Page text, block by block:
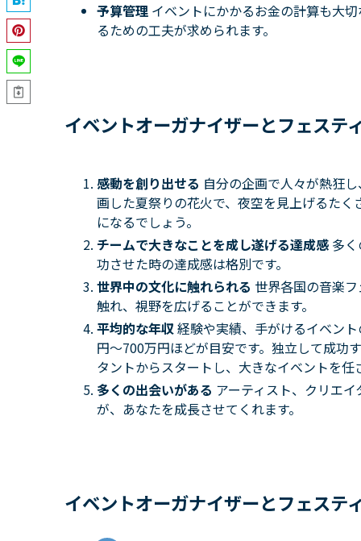
予算管理 イベントにかかるお金の計算も大
るための工夫が求められます。
イベントオーガナイザーとフェステ
感動を創り出せる 自分の企画で人々が熱狂
画した夏祭りの花火で、夜空を見上げるた
になるでしょう。
チームで大きなことを成し遂げる達成感 多
功させた時の達成感は格別です。
世界中の文化に触れられる 世界各国の音楽
触れ、視野を広げることができます。
平均的な年収 経験や実績、手がけるイベン
円〜700万円ほどが目安です。独立して成功
タントからスタートし、大きなイベントを
多くの出会いがある アーティスト、クリエ
が、あなたを成長させてくれます。
イベントオーガナイザーとフェステ